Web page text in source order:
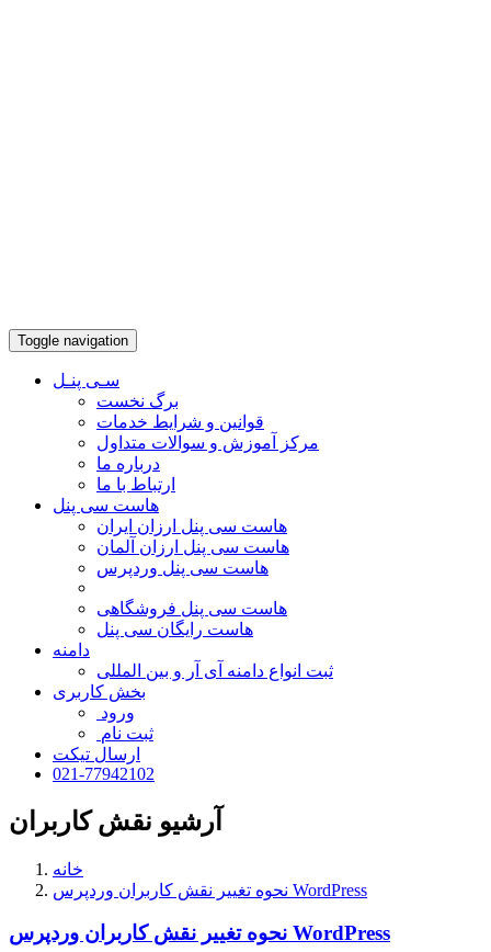
Toggle navigation
سـی پنـل
برگ نخست
قوانین و شرایط خدمات
مرکز آموزش و سوالات متداول
درباره ما
ارتباط با ما
هاست سی پنل
هاست سی پنل ارزان ایران
هاست سی پنل ارزان آلمان
هاست سی پنل وردپرس
هاست سی پنل فروشگاهی
هاست رایگان سی پنل
دامنه
ثبت انواع دامنه آی آر و بین المللی
بخش کاربری
ورود
ثبت نام
ارسال تیکت
021-77942102
آرشیو نقش کاربران
خانه
نحوه تغییر نقش کاربران وردپرس WordPress
نحوه تغییر نقش کاربران وردپرس WordPress